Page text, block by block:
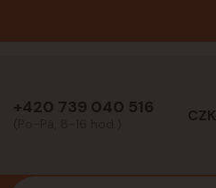
+420 739 040 516 CZK